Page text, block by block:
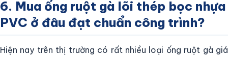
6. Mua ống ruột gà lõi thép bọc nhựa
PVC ở đâu đạt chuẩn công trình?
Hiện nay trên thị trường có rất nhiều loại ống ruột gà giá